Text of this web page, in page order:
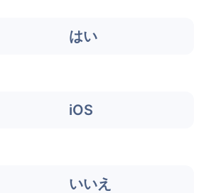
はい
iOS
いいえ